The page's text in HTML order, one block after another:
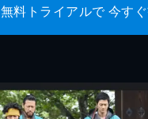
無料トライアルで 今す